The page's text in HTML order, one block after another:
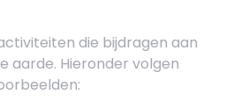
die bijdragen aan
aarde. Hieronder volgen